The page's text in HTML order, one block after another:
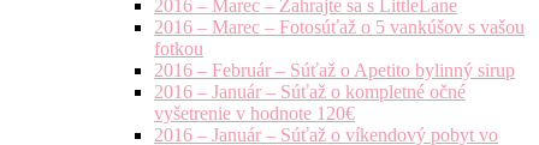
2016 – Marec – Zahrajte sa s LittleLane
2016 – Marec – Fotosúťaž o 5 vankúšov s vašou
fotkou
2016 – Február – Súťaž o Apetito bylinný sirup
2016 – Január – Súťaž o kompletné očné
vyšetrenie v hodnote 120€
2016 – Január – Súťaž o víkendový pobyt vo